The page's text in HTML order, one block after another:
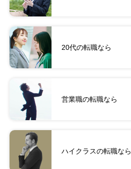
20代の転職なら
営業職の転職なら
ハイクラスの転職なら